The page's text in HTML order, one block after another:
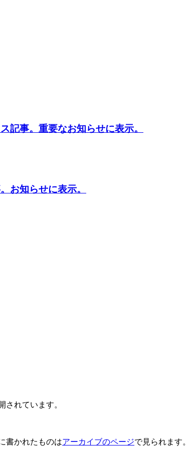
記事。重要なお知らせに表示。
お知らせに表示。
されています。
書かれたものはアーカイブのページで見られます。